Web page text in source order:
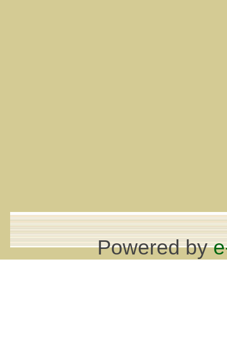
Powered by